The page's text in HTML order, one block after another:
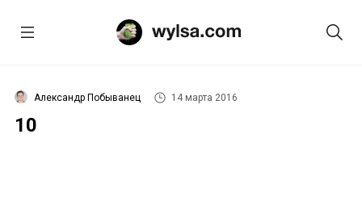
Александр Побыванец 14 марта 2016
10